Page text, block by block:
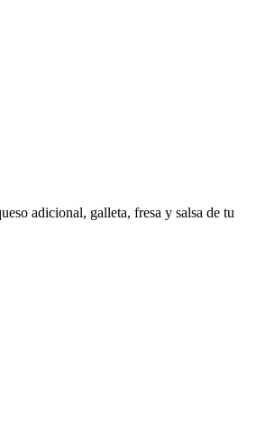
adicional, galleta, fresa y salsa de tu